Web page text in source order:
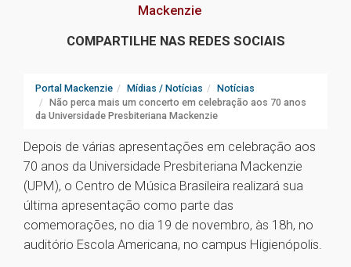
Mackenzie
COMPARTILHE NAS REDES SOCIAIS
Portal Mackenzie Mídias / Notícias
Notícias
Não perca mais um concerto em celebração aos 70 anos
da Universidade Presbiteriana Mackenzie
Depois de várias apresentações em celebração aos
70 anos da Universidade Presbiteriana Mackenzie
(UPM), o Centro de Música Brasileira realizará sua
última apresentação como parte das
comemorações, no dia 19 de novembro, às 18h, no
auditório Escola Americana, no campus Higienópolis.